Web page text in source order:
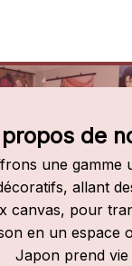
de
une gamme
allant
canvas, pour
en un espace
Japon prend vie